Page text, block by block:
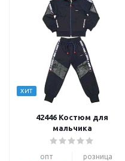
ХИТ
42446 Костюм для
мальчика
опт розница